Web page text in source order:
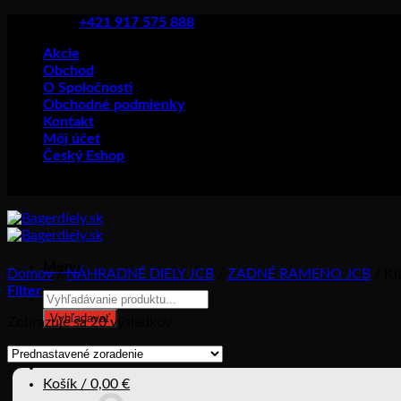
content
+421 917 575 888
Akcie
Obchod
O Spoločnosti
Obchodné podmienky
Kontakt
Môj účet
Český Eshop
Menu
Products
search
Vyhľadavať
Prihlásenie
Košík / 0,00 €
Domov / NÁHRADNÉ DIELY JCB ZADNÉ RAMENO JCB
Filter
Zobrazuje sa 20 výsledkov